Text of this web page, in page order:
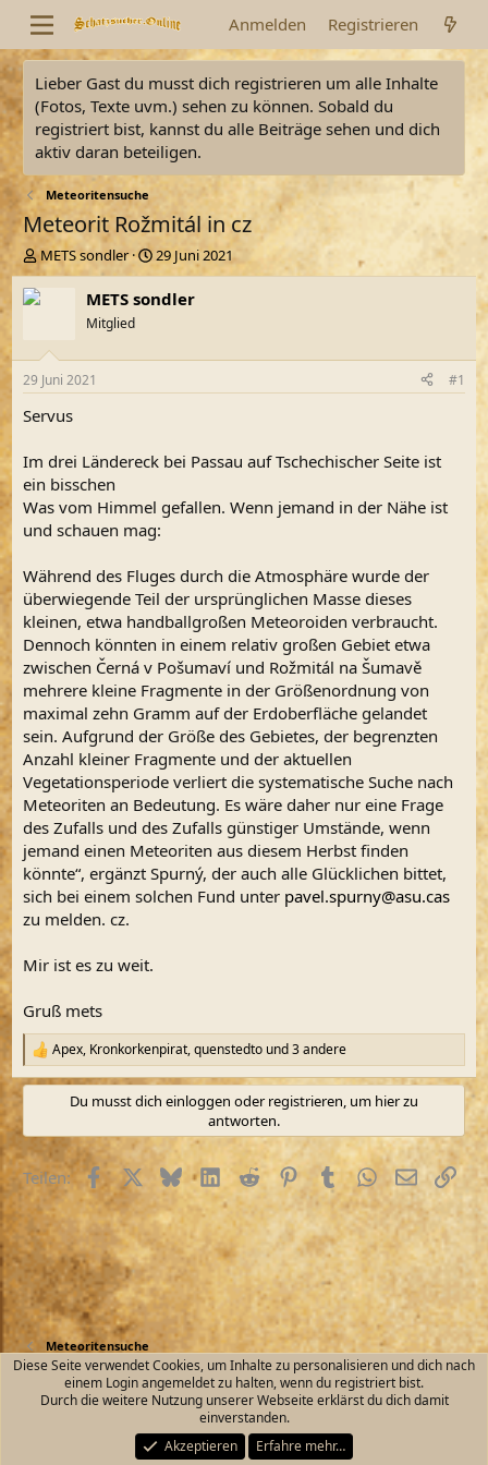
Anmelden Registrieren
Lieber Gast du musst dich registrieren um alle Inhalte
(Fotos, Texte uvm.) sehen zu können. Sobald du
registriert bist, kannst du alle Beiträge sehen und dich
aktiv daran beteiligen.
Meteoritensuche
Meteorit Rožmitál in cz
E
r
s
l
e
r
METS sondler
E
r
s
t
29 Juni 2021
METS sondler
Mitglied
29 Juni 2021 #1
Servus
Im drei Ländereck bei Passau auf Tschechischer Seite ist
ein bisschen
Was vom Himmel gefallen. Wenn jemand in der Nähe ist
und schauen mag:
Während des Fluges durch die Atmosphäre wurde der
überwiegende Teil der ursprünglichen Masse dieses
kleinen, etwa handballgroßen Meteoroiden verbraucht.
Dennoch könnten in einem relativ großen Gebiet etwa
zwischen Černá v Pošumaví und Rožmitál na Šumavě
mehrere kleine Fragmente in der Größenordnung von
maximal zehn Gramm auf der Erdoberfläche gelandet
sein. Aufgrund der Größe des Gebietes, der begrenzten
Anzahl kleiner Fragmente und der aktuellen
Vegetationsperiode verliert die systematische Suche nach
Meteoriten an Bedeutung. Es wäre daher nur eine Frage
des Zufalls und des Zufalls günstiger Umstände, wenn
jemand einen Meteoriten aus diesem Herbst finden
könnte“, ergänzt Spurný, der auch alle Glücklichen bittet,
sich bei einem solchen Fund unter pavel.spurny@asu.cas
zu melden. cz.
Mir ist es zu weit.
Gruß mets
R
e
a
i
o
n
e
n
Apex, Kronkorkenpirat,quenstedto und 3 andere
Du musst dich einloggen oder registrieren, um hier zu
antworten.
Teilen: FacebookX (Twitter)
BlueskyLinkedInRedditPinterest
TumblrWhatsApp
E-MailLink
Meteoritensuche
Kontakt Nutzungsbedingungen
Datenschutz
Start
R
S
Community platform by XenForo® © 2010-2026 XenForo Ltd.
Diese Seite verwendet Cookies, um Inhalte zu personalisieren und dich nach
einem Login angemeldet zu halten, wenn du registriert bist.
Durch die weitere Nutzung unserer Webseite erklärst du dich damit
einverstanden.
Akzeptieren
Erfahre mehr…